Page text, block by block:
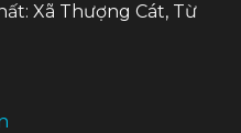
Xã Thượng Cát, Từ